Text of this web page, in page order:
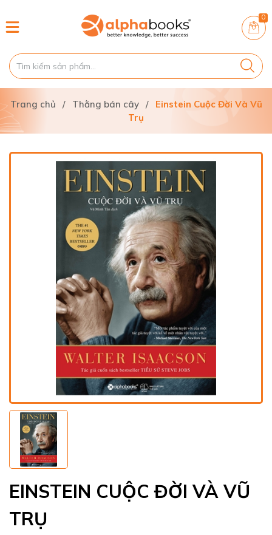
0
Trang chủ / Thằng bán cây /
Einstein Cuộc Đời Và Vũ
Trụ
EINSTEIN CUỘC ĐỜI VÀ VŨ
TRỤ